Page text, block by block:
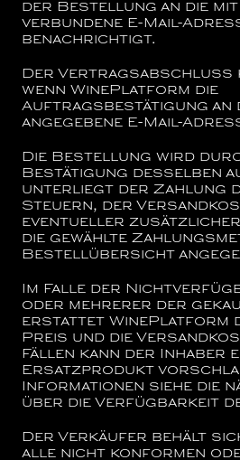
der Bestellung an die mit
verbundene E-Mail-
benachrichtigt.
Der Vertragsabschluss
wenn WinePlatform die
Auftragsbestätigung an
angegebene E-Mail-
Die Bestellung wird
Bestätigung desselben
unterliegt der Zahlung
Steuern, der
eventueller
die gewählte
Bestellübersicht
Im Falle der
oder mehrerer der
erstattet WinePlatform
Preis und die
Fällen kann der Inhaber
Ersatzprodukt
Informationen siehe die
über die Verfügbarkeit
Der Verkäufer behält
alle nicht konformen